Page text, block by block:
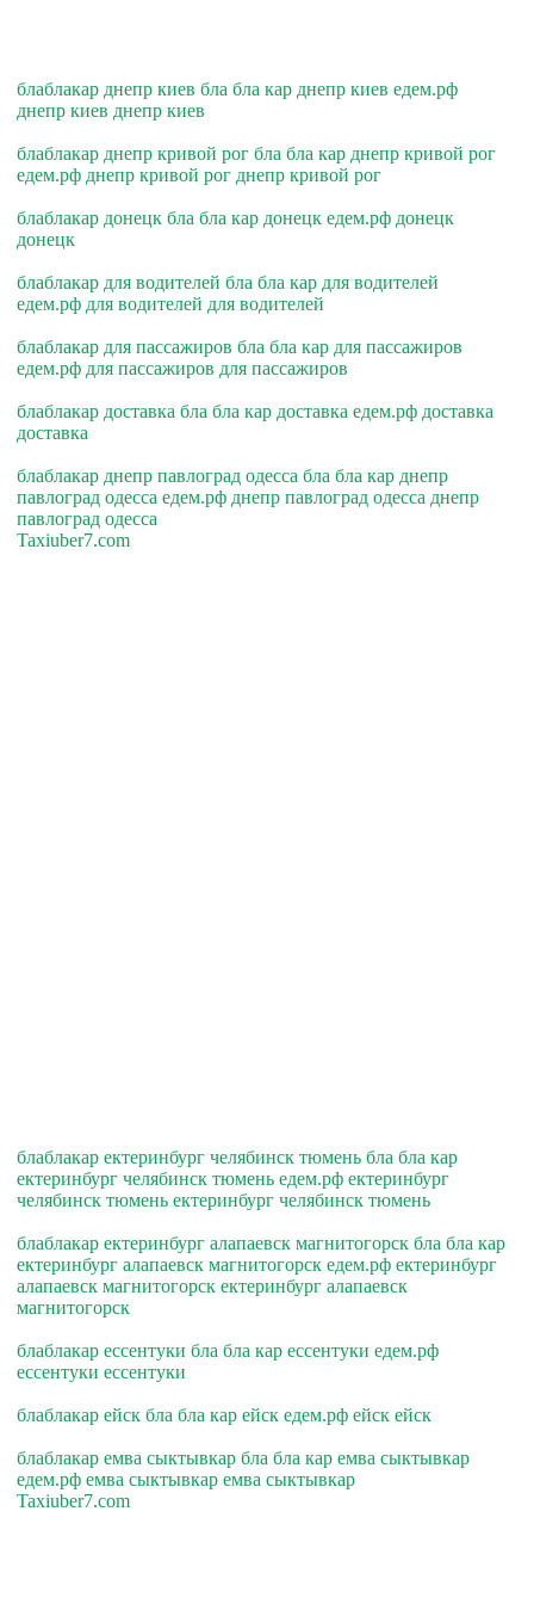
блаблакар днепр киев бла бла кар днепр киев едем.рф
днепр киев днепр киев
блаблакар днепр кривой рог бла бла кар днепр кривой рог
едем.рф днепр кривой рог днепр кривой рог
блаблакар донецк бла бла кар донецк едем.рф донецк
донецк
блаблакар для водителей бла бла кар для водителей
едем.рф для водителей для водителей
блаблакар для пассажиров бла бла кар для пассажиров
едем.рф для пассажиров для пассажиров
блаблакар доставка бла бла кар доставка едем.рф доставка
доставка
блаблакар днепр павлоград одесса бла бла кар днепр
павлоград одесса едем.рф днепр павлоград одесса днепр
павлоград одесса
Taxiuber7.com
блаблакар ектеринбург челябинск тюмень бла бла кар
ектеринбург челябинск тюмень едем.рф ектеринбург
челябинск тюмень ектеринбург челябинск тюмень
блаблакар ектеринбург алапаевск магнитогорск бла бла кар
ектеринбург алапаевск магнитогорск едем.рф ектеринбург
алапаевск магнитогорск ектеринбург алапаевск
магнитогорск
блаблакар ессентуки бла бла кар ессентуки едем.рф
ессентуки ессентуки
блаблакар ейск бла бла кар ейск едем.рф ейск ейск
блаблакар емва сыктывкар бла бла кар емва сыктывкар
едем.рф емва сыктывкар емва сыктывкар
Taxiuber7.com